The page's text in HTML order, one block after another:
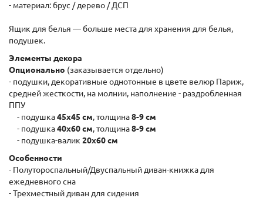
- материал: брус / дерево / ДСП
Ящик для белья — больше места для хранения для белья,
подушек.
Элементы декора
Опционально (заказывается отдельно)
- подушки, декоративные однотонные в цвете велюр Париж,
средней жесткости, на молнии, наполнение - раздробленная
ППУ
- подушка45х45 см, толщина8-9 см
- подушка40х60 см, толщина8-9 см
- подушка-валик 20х60 см
Особенности
- Полутороспальный/Двуспальный диван-книжка для
ежедневного сна
- Трехместный диван для сидения